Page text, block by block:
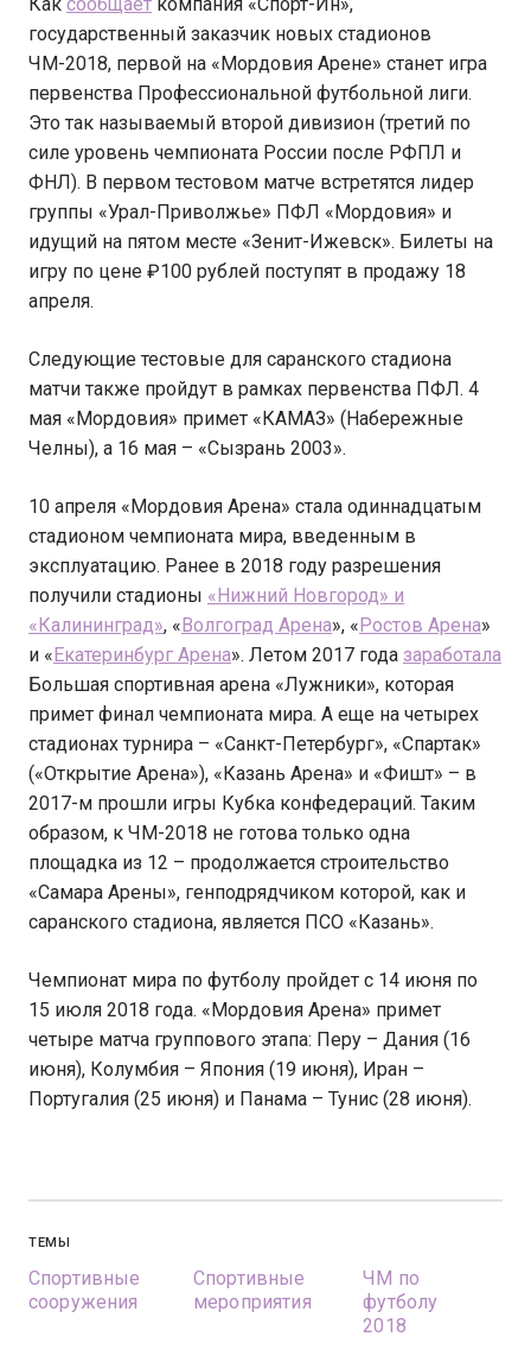
государственный заказчик новых стадионов
ЧМ-2018, первой на «Мордовия Арене» станет игра
первенства Профессиональной футбольной лиги.
Это так называемый второй дивизион (третий по
силе уровень чемпионата России после РФПЛ и
ФНЛ). В первом тестовом матче встретятся лидер
группы «Урал-Приволжье» ПФЛ «Мордовия» и
идущий на пятом месте «Зенит-Ижевск». Билеты на
игру по цене ₽100 рублей поступят в продажу 18
апреля.
Следующие тестовые для саранского стадиона
матчи также пройдут в рамках первенства ПФЛ. 4
мая «Мордовия» примет «КАМАЗ» (Набережные
Челны), а 16 мая – «Сызрань 2003».
10 апреля «Мордовия Арена» стала одиннадцатым
стадионом чемпионата мира, введенным в
эксплуатацию. Ранее в 2018 году разрешения
получили стадионы «Нижний Новгород» и
«Калининград», «Волгоград Арена», «Ростов Арена»
и «Екатеринбург Арена». Летом 2017 года заработала
Большая спортивная арена «Лужники», которая
примет финал чемпионата мира. А еще на четырех
стадионах турнира – «Санкт-Петербург», «Спартак»
(«Открытие Арена»), «Казань Арена» и «Фишт» – в
2017-м прошли игры Кубка конфедераций. Таким
образом, к ЧМ-2018 не готова только одна
площадка из 12 – продолжается строительство
«Самара Арены», генподрядчиком которой, как и
саранского стадиона, является ПСО «Казань».
Чемпионат мира по футболу пройдет с 14 июня по
15 июля 2018 года. «Мордовия Арена» примет
четыре матча группового этапа: Перу – Дания (16
июня), Колумбия – Япония (19 июня), Иран –
Португалия (25 июня) и Панама – Тунис (28 июня).
ТЕМЫ
Спортивные
сооружения
Спортивные
мероприятия
ЧМ по
футболу
2018